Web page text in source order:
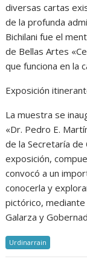
diversas cartas
de la profunda
Bichilani fue el
de Bellas Artes
que funciona en la
Exposición
La muestra se
«Dr. Pedro E.
de la Secretaría de
exposición,
convocó a un
conocerla y
pictórico,
Galarza y
Urdinarrain